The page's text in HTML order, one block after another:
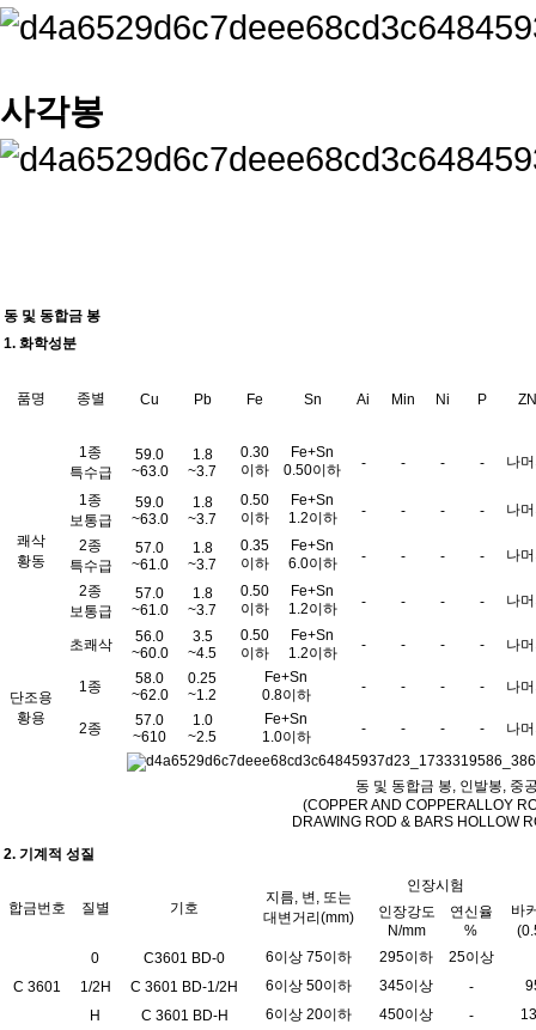
사각봉
동 및 동합금 봉
1. 화학성분
품명 종별 Cu Pb Fe Sn Ai Min Ni P ZN
쾌삭
황동
1종
특수급
59.0
~63.0
1.8
~3.7
0.30
이하
Fe+Sn
0.50이하
- - - - 나
1종
보통급
59.0
~63.0
1.8
~3.7
0.50
이하
Fe+Sn
1.2이하
- - - - 나
2종
특수급
57.0
~61.0
1.8
~3.7
0.35
이하
Fe+Sn
6.0이하
- - - - 나
2종
보통급
57.0
~61.0
1.8
~3.7
0.50
이하
Fe+Sn
1.2이하
- - - - 나
초쾌삭
56.0
~60.0
3.5
~4.5
0.50
이하
Fe+Sn
1.2이하
- - - - 나
단조용
황용
1종
58.0
~62.0
0.25
~1.2
Fe+Sn
0.8이하
- - - - 나
2종
57.0
~610
1.0
~2.5
Fe+Sn
1.0이하
- - - - 나
동 및 동합금 봉, 인발봉, 중
(COPPER AND COPPERALLOY
DRAWING ROD & BARS HOLLOW
2. 기계적 성질
합금번호 질별 기호
지름, 변, 또는
대변거리(mm)
인장시험
인장강도
N/mm
연신율
%
바
C 3601
0 C3601 BD-0 6이상 75이하 295이하
25이상
1/2H
C 3601 BD-1/2H 6이상 50이하 345이상 -
H
C 3601 BD-H 6이상 20이하 450이상 -